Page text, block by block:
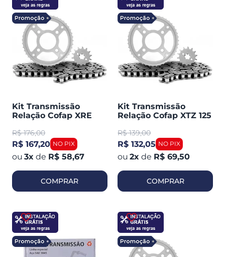
Kit Transmissão
Relação Cofap XRE
R$ 176,00
R$ 167,20
3x de R$ 58,67
COMPRAR
Kit Transmissão
Relação Cofap XTZ 125
R$ 139,00
R$ 132,05
2x de R$ 69,50
COMPRAR